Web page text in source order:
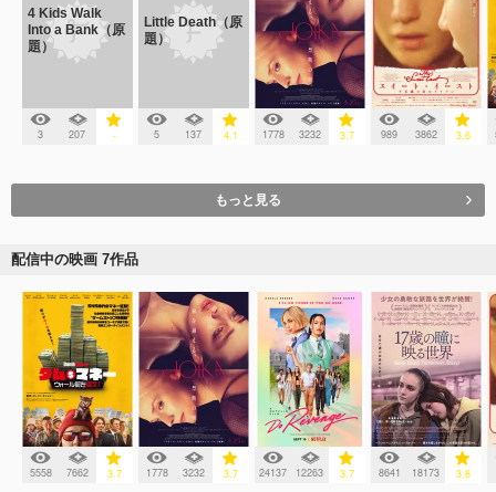
4 Kids Walk
Into a Bank（原
題）
3 207 -
Little Death（原
題）
5 137 4.1 1778 3232 3.7 989 3862 3.6
もっと見る
配信中の映画 7作品
5558 7662 3.7 1778 3232 3.7 24137 12263 3.7 8641 18173 3.8